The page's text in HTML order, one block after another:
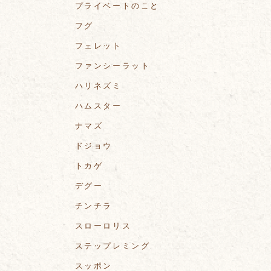
プライベートのこと
フグ
フェレット
ファンシーラット
ハリネズミ
ハムスター
ナマズ
ドジョウ
トカゲ
デグー
チンチラ
スローロリス
ステップレミング
スッポン